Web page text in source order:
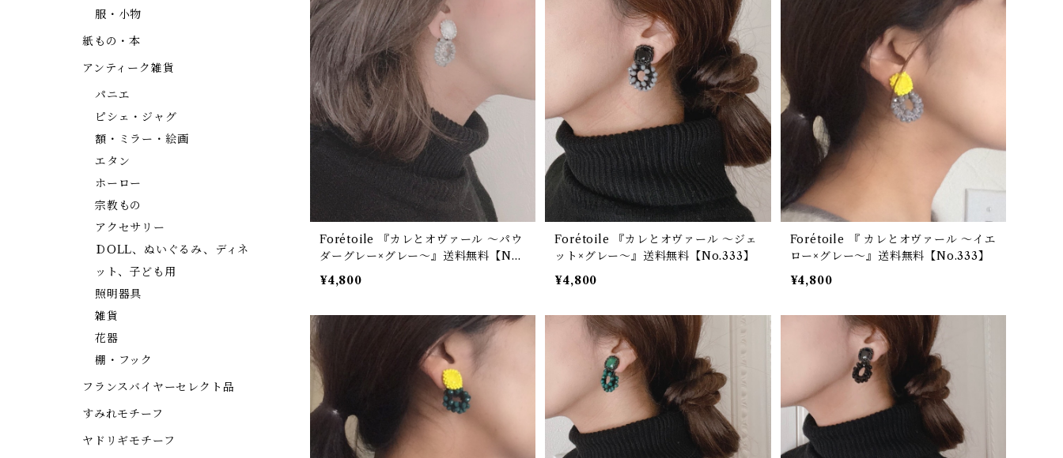
Forétoile 『カレとオヴァール ～パウ
ダーグレー×グレー～』送料無料【No.
333】
¥4,800
Forétoile 『カレとオヴァール ～ジェ
ット×グレー～』送料無料【No.333】
¥4,800
Forétoile 『 カレとオヴァール ～イエ
ロー×グレー～』送料無料【No.333】
¥4,800
服・小物
紙もの・本
アンティーク雑貨
パニエ
ピシェ・ジャグ
額・ミラー・絵画
エタン
ホーロー
宗教もの
アクセサリー
ＤOLL、ぬいぐるみ、ディネ
ット、子ども用
照明器具
雑貨
花器
棚・フック
フランスバイヤーセレクト品
すみれモチーフ
ヤドリギモチーフ